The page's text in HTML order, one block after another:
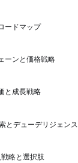
ードマップ
ーンと価格戦略
と成長戦略
とデューデリジェンス
略と選択肢